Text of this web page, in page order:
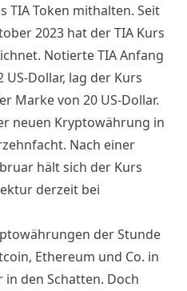
TIA Token mithalten. Seit
2023 hat der TIA Kurs
Notierte TIA Anfang
Dollar, lag der Kurs
Marke von 20 US-Dollar.
neuen Kryptowährung in
Nach einer
hält sich der Kurs
derzeit bei
der Stunde
Ethereum und Co. in
den Schatten. Doch